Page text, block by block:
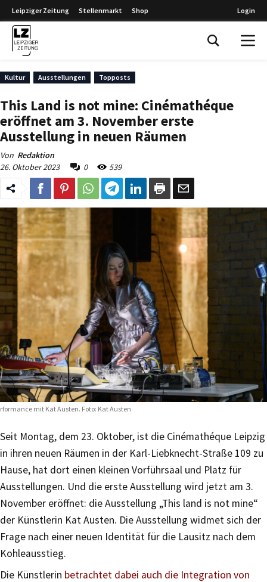
Leipziger Zeitung Stellenmarkt Shop Login
Kultur Ausstellungen Topposts
This Land is not mine: Cinémathéque
eröffnet am 3. November erste
Ausstellung in neuen Räumen
Von Redaktion
26. Oktober 2023
0 539
mit Kat Austen. Foto: Kat Austen
Seit Montag, dem 23. Oktober, ist die Cinémathéque Leipzig
in ihren neuen Räumen in der Karl-Liebknecht-Straße 109 zu
Hause, hat dort einen kleinen Vorführsaal und Platz für
Ausstellungen. Und die erste Ausstellung wird jetzt am 3.
November eröffnet: die Ausstellung „This land is not mine“
der Künstlerin Kat Austen. Die Ausstellung widmet sich der
Frage nach einer neuen Identität für die Lausitz nach dem
Kohleausstieg.
Die Künstlerin betrachtet dabei auch die Integration von